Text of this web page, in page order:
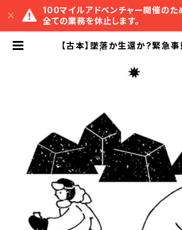
100マイルアドベンチャー開催のた
全ての業務を休止します。
【古本】墜落か生還か?緊急